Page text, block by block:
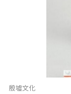
殷墟文化